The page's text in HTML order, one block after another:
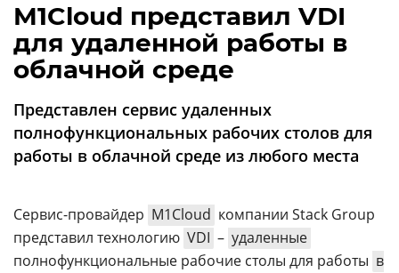
кабинет
О
проекте
Аналитика
Конференции
Техника
ТВ
M1Cloud представил VDI
для удаленной работы в
облачной среде
Представлен сервис удаленных
полнофункциональных рабочих столов для
работы в облачной среде из любого места
Сервис-провайдер M1Cloud компании Stack Group
представил технологию VDI – удаленные
полнофункциональные рабочие столы для работы в